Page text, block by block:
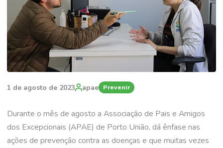
1 de agosto de 2023 apae Prevenir
Durante o mês de agosto a Associação de Pais e Amigos
dos Excepcionais (APAE) de Porto União, dá ênfase nas
ações de prevenção contra as doenças e que muitas vezes